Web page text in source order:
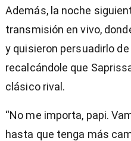
Además, la noche
transmisión en vivo,
y quisieron persuadirlo
recalcándole que
clásico rival.
“No me importa, papi.
hasta que tenga más